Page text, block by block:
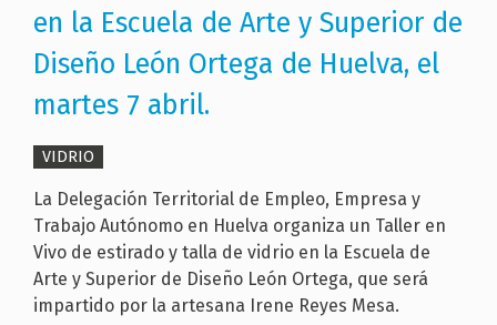
en la Escuela de Arte y Superior de
Diseño León Ortega de Huelva, el
martes 7 abril.
VIDRIO
La Delegación Territorial de Empleo, Empresa y
Trabajo Autónomo en Huelva organiza un Taller en
Vivo de estirado y talla de vidrio en la Escuela de
Arte y Superior de Diseño León Ortega, que será
impartido por la artesana Irene Reyes Mesa.